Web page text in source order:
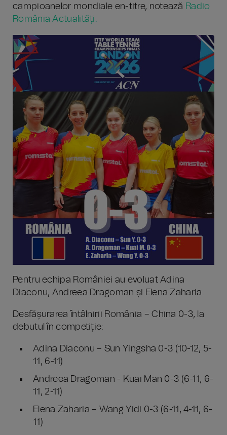
campioanelor mondiale en-titre, notează Radio
România Actualități.
Pentru echipa României au evoluat Adina
Diaconu, Andreea Dragoman și Elena Zaharia.
Desfășurarea întâlnirii România – China 0-3, la
debutul în competiție:
Adina Diaconu – Sun Yingsha 0-3 (10-12, 5-
11, 6-11)
Andreea Dragoman - Kuai Man 0-3 (6-11, 6-
11, 2-11)
Elena Zaharia – Wang Yidi 0-3 (6-11, 4-11, 6-
11)